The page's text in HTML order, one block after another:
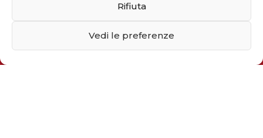
Rifiuta
Vedi le preferenze
+39 055 9110077
sales@solarmg.it
support@solarmg.it